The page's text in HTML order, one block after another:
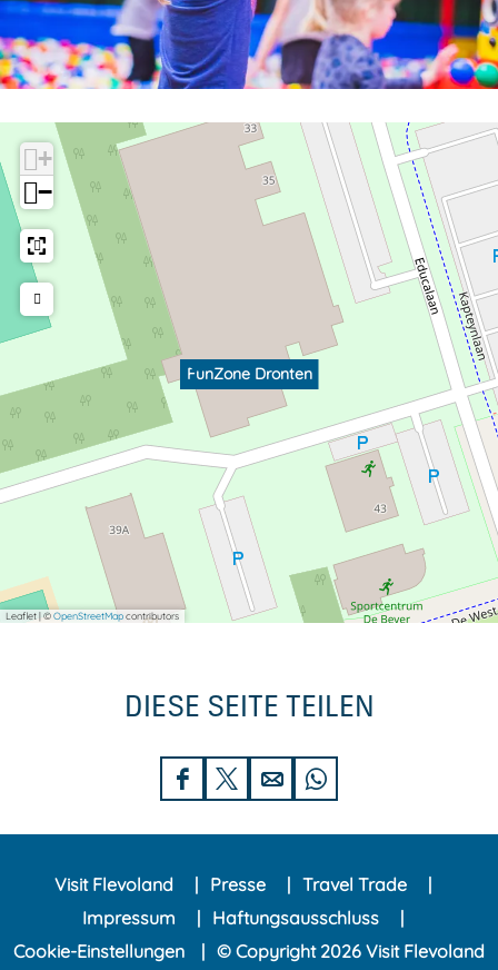
FunZone Dronten
+
−
Leaflet|©OpenStreetMapcontributors
DIESE SEITE TEILEN
D
S
D
s
e
S
D
e
S
D
s
e
S
Visit Flevoland Presse
Travel Trade
Impressum
Haftungsausschluss
Cookie-Einstellungen
© Copyright 2026 Visit Flevoland